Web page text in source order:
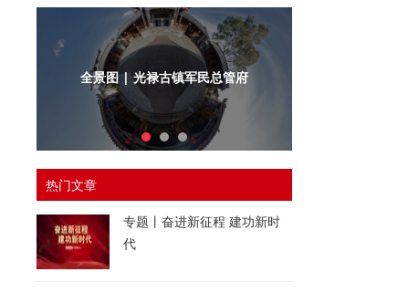
全景图 | 光禄古镇军民总管府内庭
热门文章
专题丨奋进新征程 建功新时
代